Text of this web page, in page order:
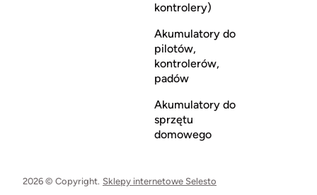
kontrolery)
Akumulatory do
pilotów,
kontrolerów,
padów
Akumulatory do
sprzętu
domowego
2026 © Copyright. Sklepy internetowe Selesto